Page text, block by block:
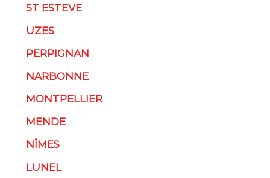
ST ESTEVE
UZES
PERPIGNAN
NARBONNE
MONTPELLIER
MENDE
NÎMES
LUNEL